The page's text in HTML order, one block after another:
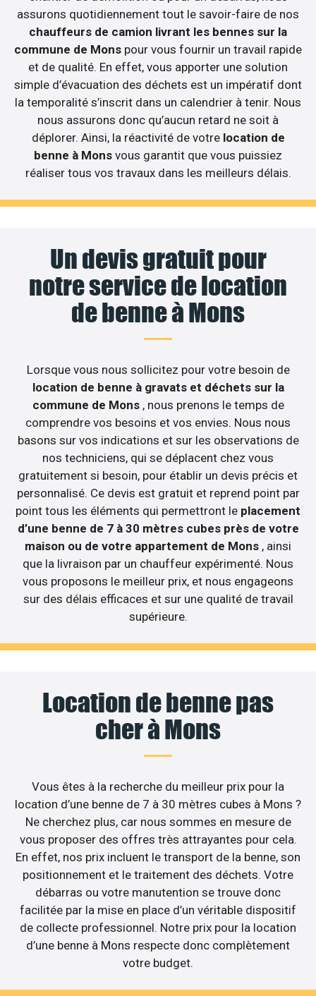
assurons quotidiennement tout le savoir-faire de nos
chauffeurs de camion livrant les bennes sur la
commune de Mons pour vous fournir un travail rapide
et de qualité. En effet, vous apporter une solution
simple d’évacuation des déchets est un impératif dont
la temporalité s’inscrit dans un calendrier à tenir. Nous
nous assurons donc qu’aucun retard ne soit à
déplorer. Ainsi, la réactivité de votre location de
benne à Mons vous garantit que vous puissiez
réaliser tous vos travaux dans les meilleurs délais.
Un devis gratuit pour
notre service de location
de benne à Mons
Lorsque vous nous sollicitez pour votre besoin de
location de benne à gravats et déchets sur la
commune de Mons , nous prenons le temps de
comprendre vos besoins et vos envies. Nous nous
basons sur vos indications et sur les observations de
nos techniciens, qui se déplacent chez vous
gratuitement si besoin, pour établir un devis précis et
personnalisé. Ce devis est gratuit et reprend point par
point tous les éléments qui permettront le placement
d’une benne de 7 à 30 mètres cubes près de votre
maison ou de votre appartement de Mons , ainsi
que la livraison par un chauffeur expérimenté. Nous
vous proposons le meilleur prix, et nous engageons
sur des délais efficaces et sur une qualité de travail
supérieure.
Location de benne pas
cher à Mons
Vous êtes à la recherche du meilleur prix pour la
location d’une benne de 7 à 30 mètres cubes à Mons ?
Ne cherchez plus, car nous sommes en mesure de
vous proposer des offres très attrayantes pour cela.
En effet, nos prix incluent le transport de la benne, son
positionnement et le traitement des déchets. Votre
débarras ou votre manutention se trouve donc
facilitée par la mise en place d’un véritable dispositif
de collecte professionnel. Notre prix pour la location
d’une benne à Mons respecte donc complètement
votre budget.